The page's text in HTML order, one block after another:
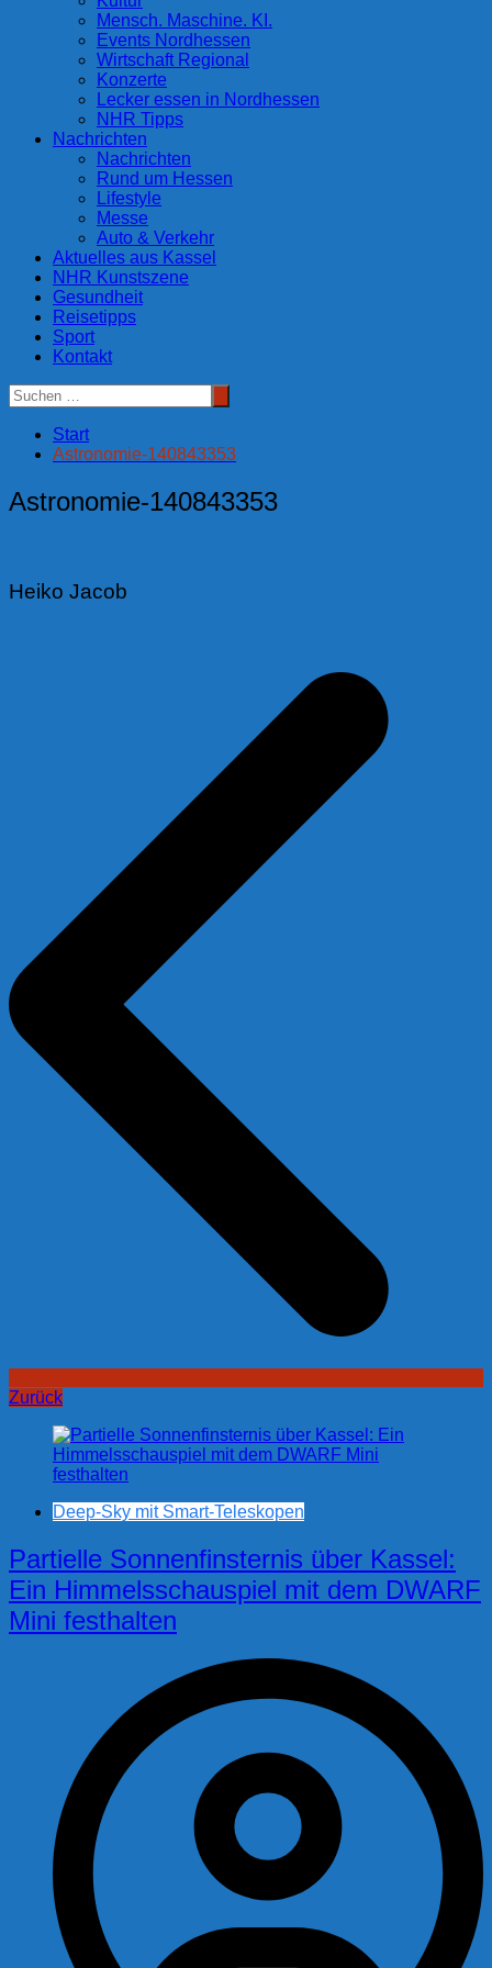
Mensch. Maschine. KI.
Events Nordhessen
Wirtschaft Regional
Konzerte
Lecker essen in Nordhessen
NHR Tipps
Nachrichten
Nachrichten
Rund um Hessen
Lifestyle
Messe
Auto & Verkehr
Aktuelles aus Kassel
NHR Kunstszene
Gesundheit
Reisetipps
Sport
Kontakt
Start
Astronomie-140843353
Astronomie-140843353
Heiko Jacob
Zurück
Deep-Sky mit Smart-Teleskopen
Partielle Sonnenfinsternis über Kassel:
Ein Himmelsschauspiel mit dem DWARF
Mini festhalten